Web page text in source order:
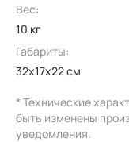
Вес:
10 кг
Габариты:
32x17x22 см
* Технические
быть изменены
уведомления.